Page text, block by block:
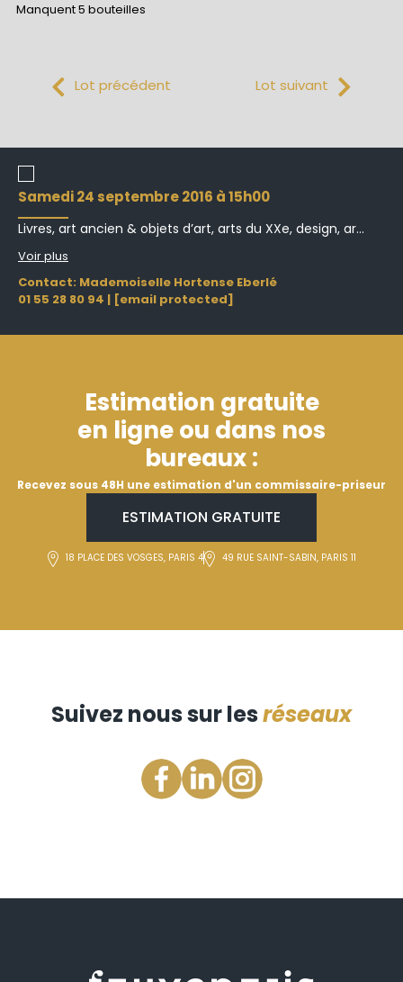
Manquent 5 bouteilles
Lot précédent Lot suivant
samedi 24 septembre 2016 à 15h00
Livres, art ancien & objets d’art, arts du XXe, design, ar...
Voir plus
Contact: Mademoiselle Hortense Eberlé
01 55 28 80 94 | [email protected]
Estimation gratuite
en ligne ou dans nos
bureaux :
Recevez sous 48H une estimation d'un commissaire-priseur
ESTIMATION GRATUITE
18 PLACE DES VOSGES, PARIS 4 49 RUE SAINT-SABIN, PARIS 11
Suivez nous sur lesréseaux